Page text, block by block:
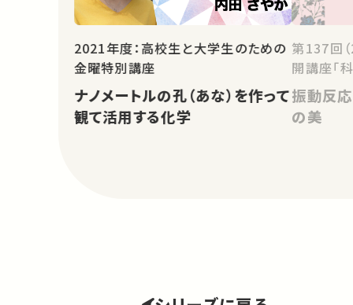
2021年度：高校生と大学生のための
金曜特別講座
ナノメートルの孔（あな）を作って
観て活用する化学
第137回
開講座「
振動反
の美